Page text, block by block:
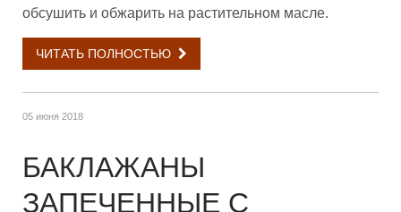
обсушить и обжарить на растительном масле.
ЧИТАТЬ ПОЛНОСТЬЮ
05 июня 2018
БАКЛАЖАНЫ
ЗАПЕЧЕННЫЕ С